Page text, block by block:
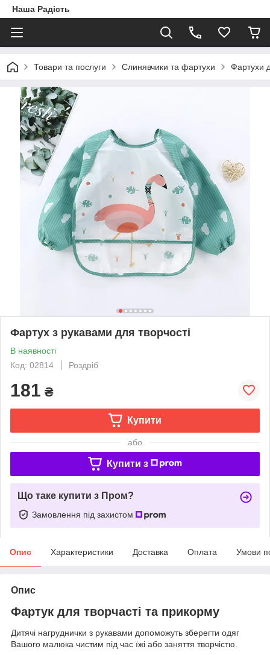
Наша Радість
Товари та послуги Слинявчики та фартухи Фартухи
Фартух з рукавами для творчості
В наявності
Код: 02814
Роздріб
181 ₴
Купити
або
Купити з
Що таке купити з Пром?
Замовлення під захистом
Опис Характеристики Доставка Оплата Умови
Опис
Фартук для творчасті та прикорму
Дитячі нагруднички з рукавами допоможуть зберегти одяг
Вашого малюка чистим під час їжі або заняття творчістю.